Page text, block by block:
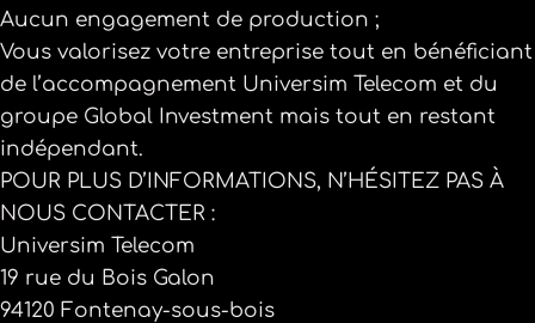
Aucun engagement de production ;
Vous valorisez votre entreprise tout en bénéficiant
de l’accompagnement Universim Telecom et du
groupe Global Investment mais tout en restant
indépendant.
POUR PLUS D’INFORMATIONS, N’HÉSITEZ PAS À
NOUS CONTACTER :
Universim Telecom
19 rue du Bois Galon
94120 Fontenay-sous-bois